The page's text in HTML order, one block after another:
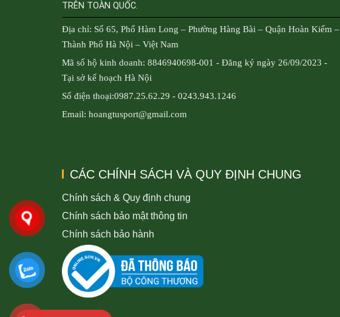
TRÊN TOÀN QUỐC.
Địa chỉ: Số 65, Phố Hàm Long – Phường Hàng Bài – Quận Hoàn Kiếm –
Thành Phố Hà Nội – Việt Nam
Mã số hộ kinh doanh: 8846940698-001 - Đăng ký ngày 26/09/2023 -
Tại sở kế hoạch Hà Nội
Số điện thoại:0987.25.62.29 - 0243.943.1246
Email: hoangtusport@gmail.com
CÁC CHÍNH SÁCH VÀ QUY ĐỊNH CHUNG
Chính sách & Quy định chung
Chính sách bảo mật thông tin
Chính sách bảo hành